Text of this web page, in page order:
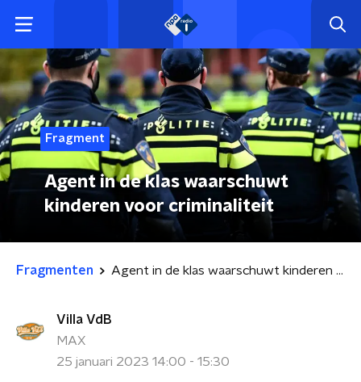
Fragment
Agent in de klas waarschuwt
kinderen voor criminaliteit
Fragmenten Agent in de klas waarschuwt kinderen voor criminaliteit
Villa VdB
MAX
25 januari 2023 14:00 - 15:30